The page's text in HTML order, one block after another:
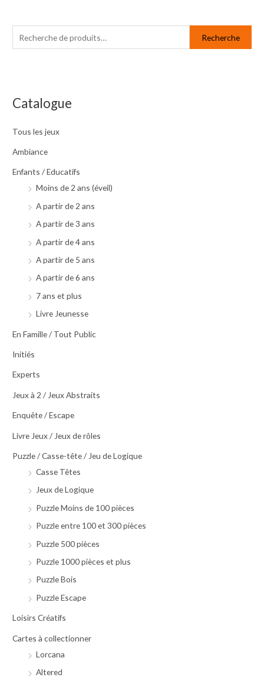
c
r
h
o
Recherche
Catalogue
Tous les jeux
Ambiance
Enfants / Educatifs
Moins de 2 ans (éveil)
A partir de 2 ans
A partir de 3 ans
A partir de 4 ans
A partir de 5 ans
A partir de 6 ans
7 ans et plus
Livre Jeunesse
En Famille / Tout Public
Initiés
Experts
Jeux à 2 / Jeux Abstraits
Enquête / Escape
Livre Jeux / Jeux de rôles
Puzzle / Casse-tête / Jeu de Logique
Casse Têtes
Jeux de Logique
Puzzle Moins de 100 pièces
Puzzle entre 100 et 300 pièces
Puzzle 500 pièces
Puzzle 1000 pièces et plus
Puzzle Bois
Puzzle Escape
Loisirs Créatifs
Cartes à collectionner
Lorcana
Altered
ii